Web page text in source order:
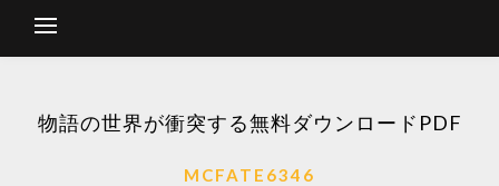
物語の世界が衝突する無料ダウンロードPDF
MCFATE6346